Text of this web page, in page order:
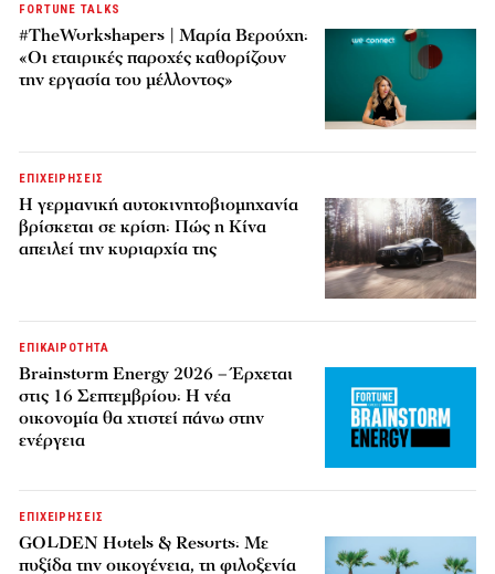
FORTUNE TALKS
#TheWorkshapers | Μαρία Βερούχη:
«Οι εταιρικές παροχές καθορίζουν
την εργασία του μέλλοντος»
ΕΠΙΧΕΙΡΗΣΕΙΣ
Η γερμανική αυτοκινητοβιομηχανία
βρίσκεται σε κρίση: Πώς η Κίνα
απειλεί την κυριαρχία της
ΕΠΙΚΑΙΡΟΤΗΤΑ
Brainstorm Energy 2026 – Έρχεται
στις 16 Σεπτεμβρίου: Η νέα
οικονομία θα χτιστεί πάνω στην
ενέργεια
ΕΠΙΧΕΙΡΗΣΕΙΣ
GOLDEN Hotels & Resorts: Με
πυξίδα την οικογένεια, τη φιλοξενία